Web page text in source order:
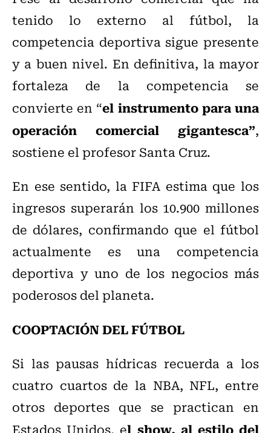
tenido lo externo al fútbol, la
competencia deportiva sigue presente
y a buen nivel. En definitiva, la mayor
fortaleza de la competencia se
convierte en “el instrumento para una
operación comercial gigantesca”,
sostiene el profesor Santa Cruz.
En ese sentido, la FIFA estima que los
ingresos superarán los 10.900 millones
de dólares, confirmando que el fútbol
actualmente es una competencia
deportiva y uno de los negocios más
poderosos del planeta.
COOPTACIÓN DEL FÚTBOL
Si las pausas hídricas recuerda a los
cuatro cuartos de la NBA, NFL, entre
otros deportes que se practican en
Estados Unidos, el show, al estilo del